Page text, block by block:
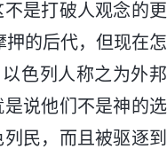
是打破人观念的更
的后代，但现在怎
色列人称之为外邦
说他们不是神的选
民，而且被驱逐到